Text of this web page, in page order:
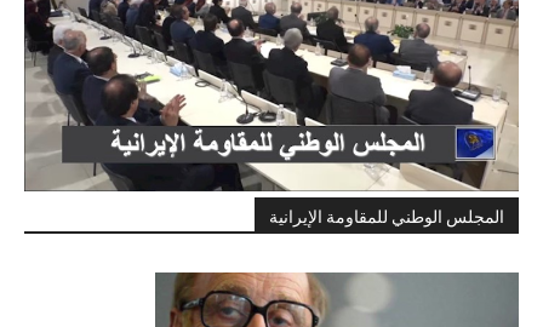
المجلس الوطني للمقاومة الإيرانية